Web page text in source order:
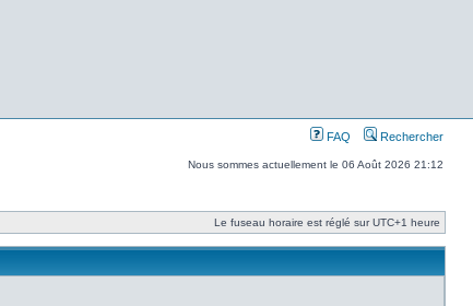
FAQ Rechercher
Nous sommes actuellement le 06 Août 2026 21:12
Le fuseau horaire est réglé sur UTC+1 heure